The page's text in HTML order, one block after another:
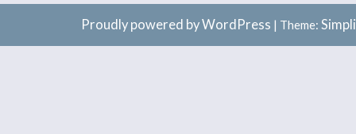
Proudly powered by WordPress | Theme: